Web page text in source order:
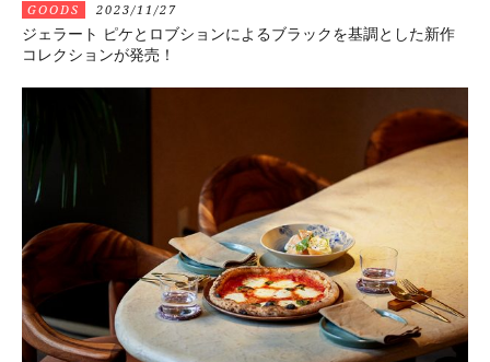
GOODS 2023/11/27
ジェラート ピケとロブションによるブラックを基調とした新作
コレクションが発売！